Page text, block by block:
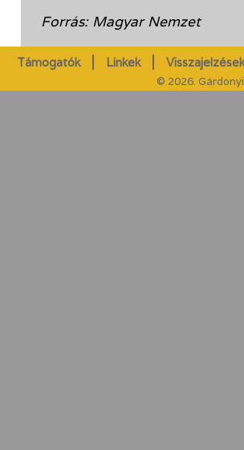
Forrás: Magyar Nemzet
Támogatók Linkek
© 2026.